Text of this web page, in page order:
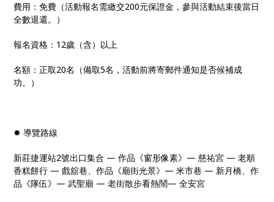
費用：免費（活動報名需繳交200元保證金，參與活動結束後當日
全數退還。）
報名資格：12歲（含）以上
名額：正取20名（備取5名，活動前將寄郵件通知是否候補成
功。）
✹ 導覽路線
新莊捷運站2號出口集合 — 作品《窗形像素》— 慈祐宮 — 老順
香糕餅行 — 戲舘巷、作品《廟街光景》— 米市巷 — 新月橋、作
品《隊伍》— 武聖廟 — 老街散步看熱鬧— 全安宮